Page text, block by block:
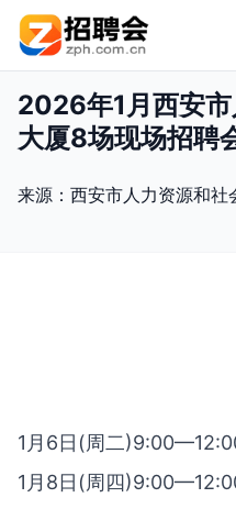
2026年1月西安
大厦8场现场招聘
来源： 西安市人力资源和社
1月6日(周二
1月8日(周四